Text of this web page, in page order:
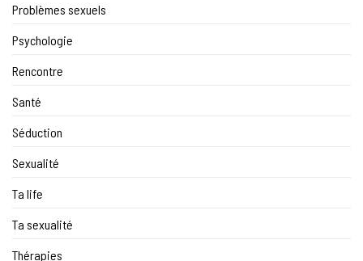
Problèmes sexuels
Psychologie
Rencontre
Santé
Séduction
Sexualité
Ta life
Ta sexualité
Thérapies